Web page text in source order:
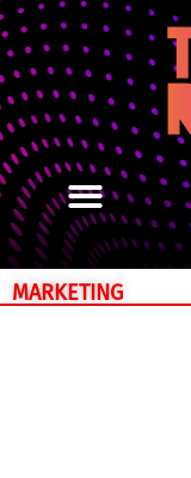
MARKETING